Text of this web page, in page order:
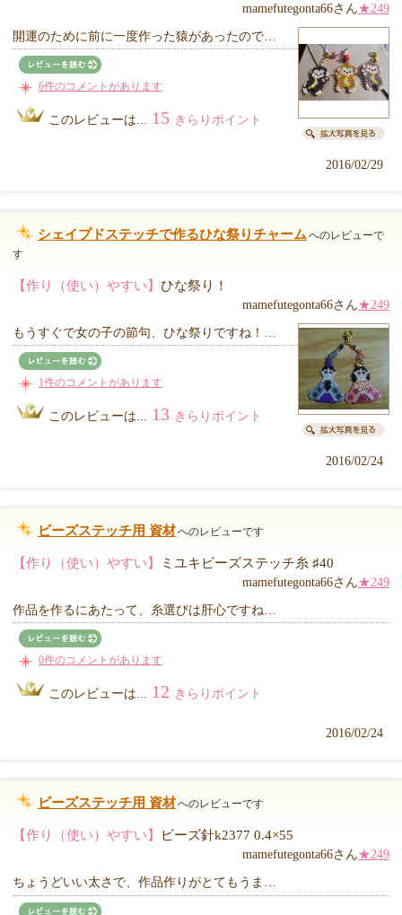
mamefutegonta66さん★249
開運のために前に一度作った猿があったので…
6件のコメントがあります
このレビューは... 15 きらりポイント
2016/02/29
シェイプドステッチで作るひな祭りチャーム へのレビューで
す
【作り（使い）やすい】 ひな祭り！
mamefutegonta66さん★249
もうすぐで女の子の節句、ひな祭りですね！…
1件のコメントがあります
このレビューは... 13 きらりポイント
2016/02/24
ビーズステッチ用 資材へのレビューです
【作り（使い）やすい】 ミユキビーズステッチ糸 ♯40
mamefutegonta66さん★249
作品を作るにあたって、糸選びは肝心ですね…
0件のコメントがあります
このレビューは... 12 きらりポイント
2016/02/24
ビーズステッチ用 資材へのレビューです
【作り（使い）やすい】 ビーズ針k2377 0.4×55
mamefutegonta66さん★249
ちょうどいい太さで、作品作りがとてもうま…